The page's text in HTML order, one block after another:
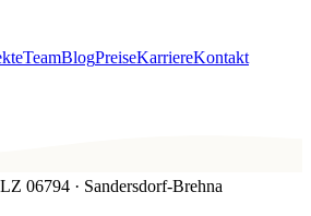
TeamBlogPreiseKarriereKontakt
06794 · Sandersdorf-Brehna